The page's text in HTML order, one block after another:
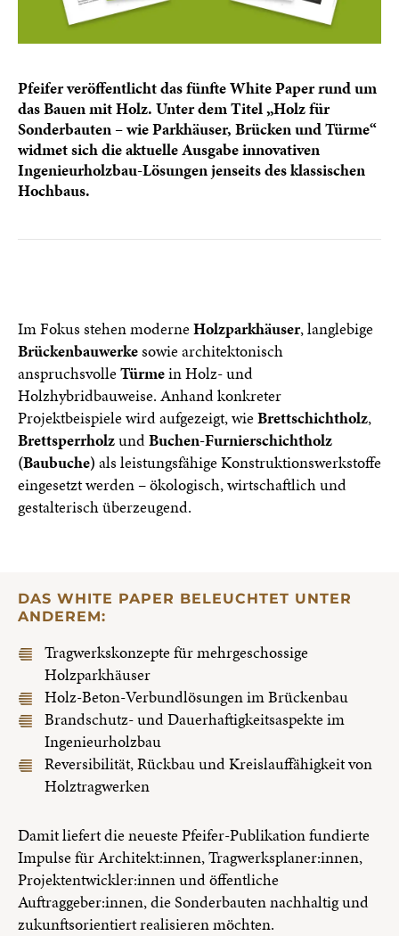
Pfeifer veröffentlicht das fünfte White Paper rund um
das Bauen mit Holz. Unter dem Titel „Holz für
Sonderbauten – wie Parkhäuser, Brücken und Türme“
widmet sich die aktuelle Ausgabe innovativen
Ingenieurholzbau-Lösungen jenseits des klassischen
Hochbaus.
Im Fokus stehen moderneHolzparkhäuser, langlebige
Brückenbauwerkesowie architektonisch
anspruchsvolleTürmein Holz- und
Holzhybridbauweise. Anhand konkreter
Projektbeispiele wird aufgezeigt, wieBrettschichtholz,
BrettsperrholzundBuchen-Furnierschichtholz
(Baubuche)als leistungsfähige Konstruktionswerkstoffe
eingesetzt werden – ökologisch, wirtschaftlich und
gestalterisch überzeugend.
DAS WHITE PAPER BELEUCHTET UNTER
ANDEREM:
Tragwerkskonzepte für mehrgeschossige
Holzparkhäuser
Holz-Beton-Verbundlösungen im Brückenbau
Brandschutz- und Dauerhaftigkeitsaspekte im
Ingenieurholzbau
Reversibilität, Rückbau und Kreislauffähigkeit von
Holztragwerken
Damit liefert die neueste Pfeifer-Publikation fundierte
Impulse für Architekt:innen, Tragwerksplaner:innen,
Projektentwickler:innen und öffentliche
Auftraggeber:innen, die Sonderbauten nachhaltig und
zukunftsorientiert realisieren möchten.